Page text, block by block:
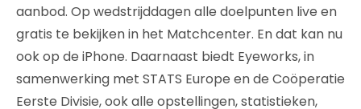
aanbod. Op wedstrijddagen alle doelpunten live en
gratis te bekijken in het Matchcenter. En dat kan nu
ook op de iPhone. Daarnaast biedt Eyeworks, in
samenwerking met STATS Europe en de Coöperatie
Eerste Divisie, ook alle opstellingen, statistieken,